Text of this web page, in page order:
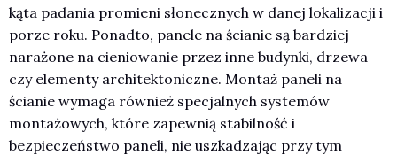
kąta padania promieni słonecznych w danej lokalizacji i
porze roku. Ponadto, panele na ścianie są bardziej
narażone na cieniowanie przez inne budynki, drzewa
czy elementy architektoniczne. Montaż paneli na
ścianie wymaga również specjalnych systemów
montażowych, które zapewnią stabilność i
bezpieczeństwo paneli, nie uszkadzając przy tym